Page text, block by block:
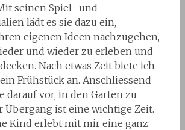
seinen Spiel- und
lädt es sie dazu ein,
eigenen Ideen nachzugehen,
und wieder zu erleben und
Nach etwas Zeit biete ich
Frühstück an. Anschliessend
darauf vor, in den Garten zu
Übergang ist eine wichtige Zeit.
Kind erlebt mit mir eine ganz